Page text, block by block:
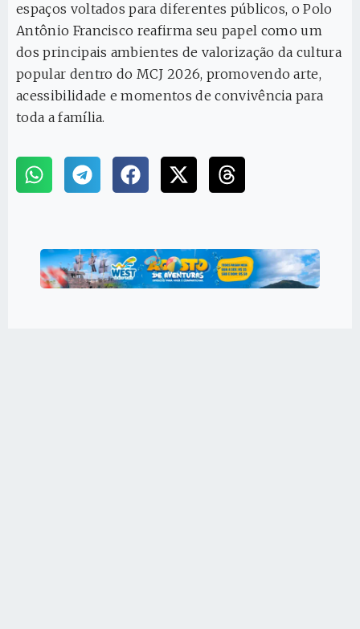
espaços voltados para diferentes públicos, o Polo
Antônio Francisco reafirma seu papel como um
dos principais ambientes de valorização da cultura
popular dentro do MCJ 2026, promovendo arte,
acessibilidade e momentos de convivência para
toda a família.